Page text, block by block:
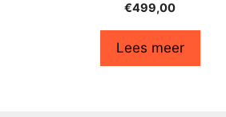
€499,00
Lees meer